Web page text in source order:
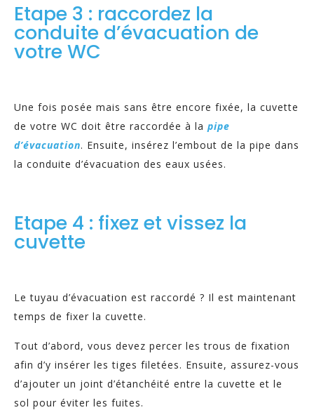
Etape 3 : raccordez la
conduite d’évacuation de
votre WC
Une fois posée mais sans être encore fixée, la cuvette
de votre WC doit être raccordée à la pipe
d’évacuation. Ensuite, insérez l’embout de la pipe dans
la conduite d’évacuation des eaux usées.
Etape 4 : fixez et vissez la
cuvette
Le tuyau d’évacuation est raccordé ? Il est maintenant
temps de fixer la cuvette.
Tout d’abord, vous devez percer les trous de fixation
afin d’y insérer les tiges filetées. Ensuite, assurez-vous
d’ajouter un joint d’étanchéité entre la cuvette et le
sol pour éviter les fuites.